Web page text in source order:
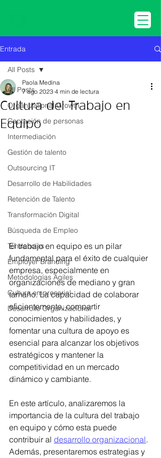
Entrada
All Posts
Organizational Growth
Captación de personas
Intermediación
Gestión de talento
Outsourcing IT
Desarrollo de Habilidades
Retención de Talento
Transformación Digital
Búsqueda de Empleo
Tendencias
Employer Branding
Metodologías Ágiles
Cultura empresarial
Desarrollo Organizacional
All Posts
Cultura del Trabajo en
Equipo
Paola Medina
7 ago 2023 4 min de lectura
El trabajo en equipo es un pilar
fundamental para el éxito de cualquier
empresa, especialmente en
organizaciones de mediano y gran
tamaño. La capacidad de colaborar
eficientemente, compartir
conocimientos y habilidades, y
fomentar una cultura de apoyo es
esencial para alcanzar los objetivos
estratégicos y mantener la
competitividad en un mercado
dinámico y cambiante.
En este artículo, analizaremos la
importancia de la cultura del trabajo
en equipo y cómo esta puede
contribuir al desarrollo organizacional.
Además, presentaremos estrategias y